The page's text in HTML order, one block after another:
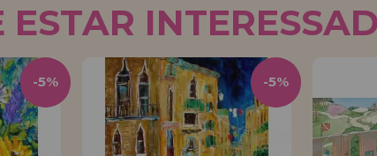
-5% -5%